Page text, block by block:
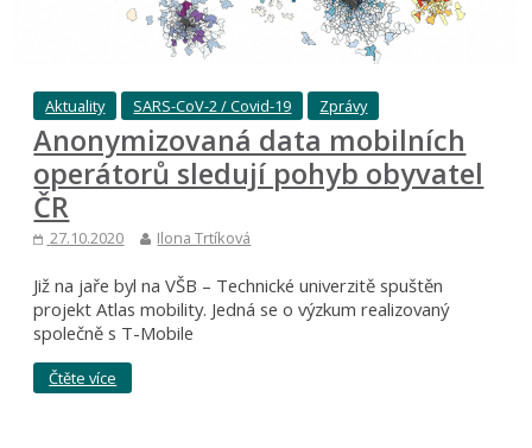
Aktuality SARS-CoV-2 / Covid-19 Zprávy
Anonymizovaná data mobilních
operátorů sledují pohyb obyvatel
ČR
27.10.2020 Ilona Trtíková
Již na jaře byl na VŠB – Technické univerzitě spuštěn
projekt Atlas mobility. Jedná se o výzkum realizovaný
společně s T-Mobile
Čtěte více